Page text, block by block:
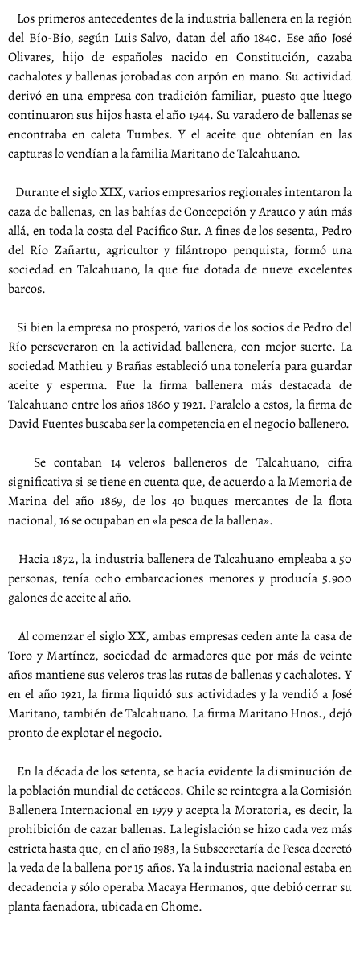
Los primeros antecedentes de la industria ballenera en la región
del Bío-Bío, según Luis Salvo, datan del año 1840. Ese año José
Olivares, hijo de españoles nacido en Constitución, cazaba
cachalotes y ballenas jorobadas con arpón en mano. Su actividad
derivó en una empresa con tradición familiar, puesto que luego
continuaron sus hijos hasta el año 1944. Su varadero de ballenas se
encontraba en caleta Tumbes. Y el aceite que obtenían en las
capturas lo vendían a la familia Maritano de Talcahuano.
Durante el siglo XIX, varios empresarios regionales intentaron la
caza de ballenas, en las bahías de Concepción y Arauco y aún más
allá, en toda la costa del Pacífico Sur. A fines de los sesenta, Pedro
del Río Zañartu, agricultor y filántropo penquista, formó una
sociedad en Talcahuano, la que fue dotada de nueve excelentes
barcos.
Si bien la empresa no prosperó, varios de los socios de Pedro del
Río perseveraron en la actividad ballenera, con mejor suerte. La
sociedad Mathieu y Brañas estableció una tonelería para guardar
aceite y esperma. Fue la firma ballenera más destacada de
Talcahuano entre los años 1860 y 1921. Paralelo a estos, la firma de
David Fuentes buscaba ser la competencia en el negocio ballenero.
Se contaban 14 veleros balleneros de Talcahuano, cifra
significativa si se tiene en cuenta que, de acuerdo a la Memoria de
Marina del año 1869, de los 40 buques mercantes de la flota
nacional, 16 se ocupaban en «la pesca de la ballena».
Hacia 1872, la industria ballenera de Talcahuano empleaba a 50
personas, tenía ocho embarcaciones menores y producía 5.900
galones de aceite al año.
Al comenzar el siglo XX, ambas empresas ceden ante la casa de
Toro y Martínez, sociedad de armadores que por más de veinte
años mantiene sus veleros tras las rutas de ballenas y cachalotes. Y
en el año 1921, la firma liquidó sus actividades y la vendió a José
Maritano, también de Talcahuano. La firma Maritano Hnos., dejó
pronto de explotar el negocio.
En la década de los setenta, se hacía evidente la disminución de
la población mundial de cetáceos. Chile se reintegra a la Comisión
Ballenera Internacional en 1979 y acepta la Moratoria, es decir, la
prohibición de cazar ballenas. La legislación se hizo cada vez más
estricta hasta que, en el año 1983, la Subsecretaría de Pesca decretó
la veda de la ballena por 15 años. Ya la industria nacional estaba en
decadencia y sólo operaba Macaya Hermanos, que debió cerrar su
planta faenadora, ubicada en Chome.